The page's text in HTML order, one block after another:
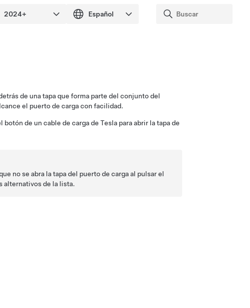
de una tapa que forma parte del conjunto del
el puerto de carga con facilidad.
de un cable de carga de Tesla para abrir la tapa de
no se abra la tapa del puerto de carga al pulsar el
alternativos de la lista.